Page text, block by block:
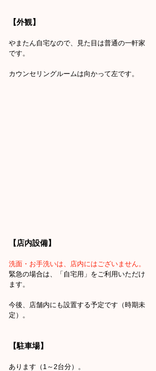
【外観】
やまたん自宅なので、見た目は普通の一軒家
です。
カウンセリングルームは向かって左です。
【店内設備】
洗面・お手洗いは、店内にはございません。
緊急の場合は、「自宅用」をご利用いただけ
ます。
今後、店舗内にも設置する予定です（時期未
定）。
【駐車場】
あります（1～2台分）。